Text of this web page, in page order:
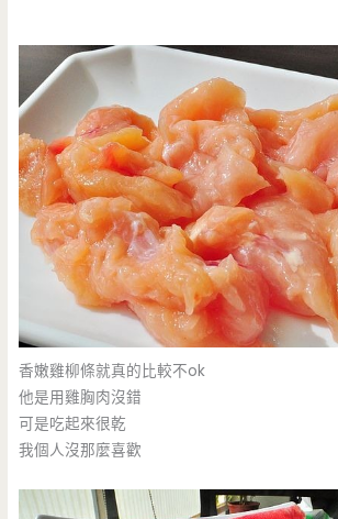
香嫩雞柳條就真的比較不ok
他是用雞胸肉沒錯
可是吃起來很乾
我個人沒那麼喜歡